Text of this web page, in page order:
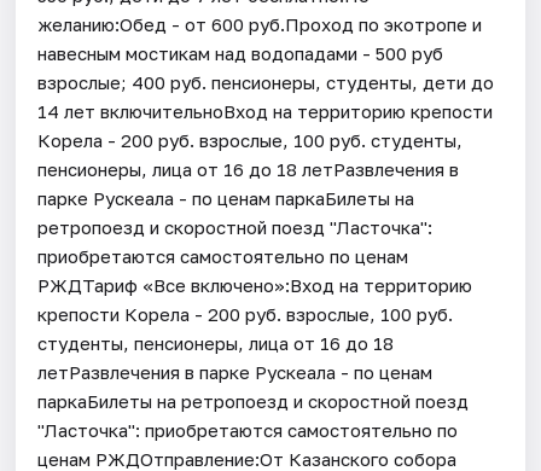
желанию:Обед - от 600 руб.Проход по экотропе и
навесным мостикам над водопадами - 500 руб
взрослые; 400 руб. пенсионеры, студенты, дети до
14 лет включительноВход на территорию крепости
Корела - 200 руб. взрослые, 100 руб. студенты,
пенсионеры, лица от 16 до 18 летРазвлечения в
парке Рускеала - по ценам паркаБилеты на
ретропоезд и скоростной поезд "Ласточка":
приобретаются самостоятельно по ценам
РЖДТариф «Все включено»:Вход на территорию
крепости Корела - 200 руб. взрослые, 100 руб.
студенты, пенсионеры, лица от 16 до 18
летРазвлечения в парке Рускеала - по ценам
паркаБилеты на ретропоезд и скоростной поезд
"Ласточка": приобретаются самостоятельно по
ценам РЖДОтправление:От Казанского собора